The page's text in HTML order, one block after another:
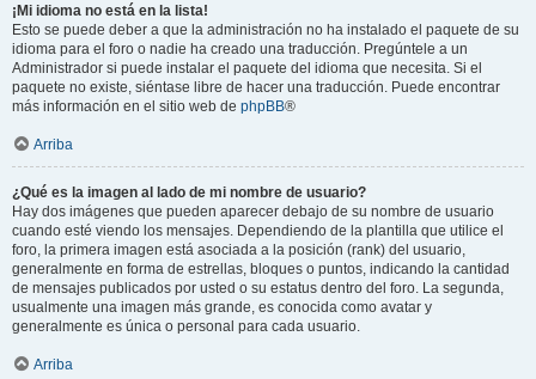
¡Mi idioma no está en la lista!
Esto se puede deber a que la administración no ha instalado el paquete de su
idioma para el foro o nadie ha creado una traducción. Pregúntele a un
Administrador si puede instalar el paquete del idioma que necesita. Si el
paquete no existe, siéntase libre de hacer una traducción. Puede encontrar
más información en el sitio web de phpBB®
Arriba
¿Qué es la imagen al lado de mi nombre de usuario?
Hay dos imágenes que pueden aparecer debajo de su nombre de usuario
cuando esté viendo los mensajes. Dependiendo de la plantilla que utilice el
foro, la primera imagen está asociada a la posición (rank) del usuario,
generalmente en forma de estrellas, bloques o puntos, indicando la cantidad
de mensajes publicados por usted o su estatus dentro del foro. La segunda,
usualmente una imagen más grande, es conocida como avatar y
generalmente es única o personal para cada usuario.
Arriba